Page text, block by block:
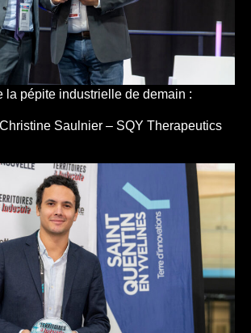
la pépite industrielle de demain :
Saulnier – SQY Therapeutics